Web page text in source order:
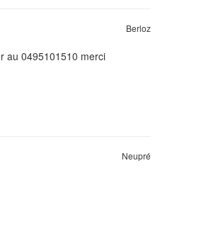
Berloz
au 0495101510 merci
Neupré